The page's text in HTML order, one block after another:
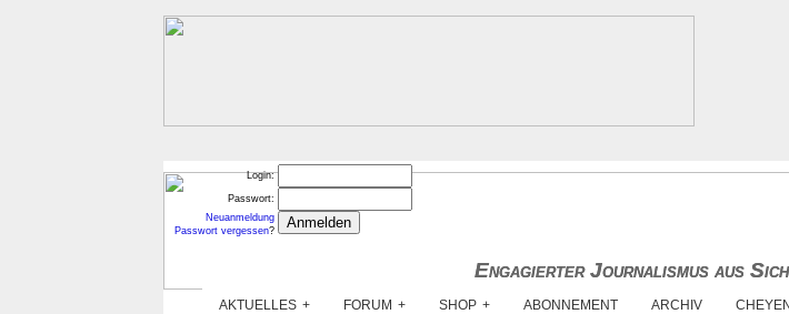
Login:
Passwort:
Neuanmeldung
Passwort vergessen?
Engagierter Journalismus aus
Engagierter Journalismus aus
AKTUELLES FORUM SHOP ABONNEMENT ARCHIV